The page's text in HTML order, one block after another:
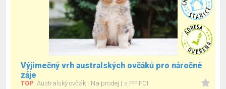
Výjimečný vrh australských ovčáků pro náročné
záje
TOP Australský ovčák Na prodej s PP FCI